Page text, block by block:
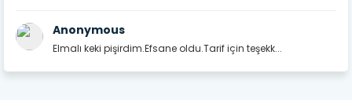
Anonymous
Elmalı keki pişirdim.Efsane oldu.Tarif için teşekk...